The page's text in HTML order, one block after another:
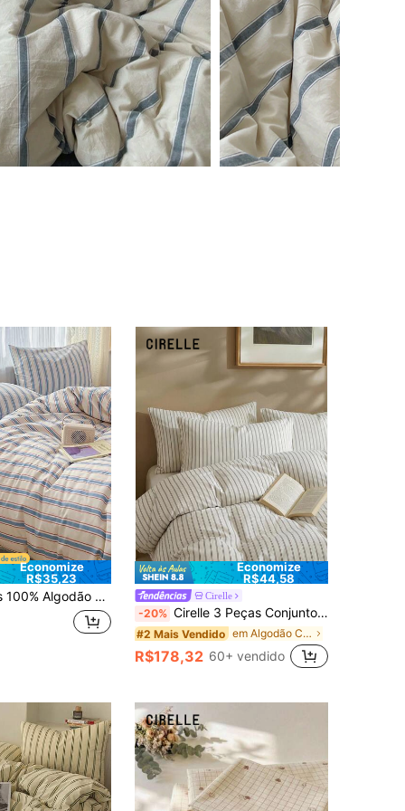
Economize
R$35,23
Ins Conjunto de Roupa de Cama Listrado Xadrez Algodão Puro 2 Fronhas + 1 Capa de Edredom (Excluindo Lençol e Núcleo Interno)
Economize
R$44,58
Cirelle
-20% Cirelle 3 Peças Conjunto de Roupa de Cama Estilo Nórdico Xadrez, 2 Capas de Almofada + 1 Capa de Edredom, Presente de Ano Novo, Natal, Dia de Ação de Graças, Dia das Mães, Suprimentos para Quarto, Decoração de B&B, Presente de Inauguração, Volta às Aulas, Essenciais para Dormitório
#2 Mais Vendido em Algodão Capas e conjuntos de edredom
R$178,32 60+ vendido